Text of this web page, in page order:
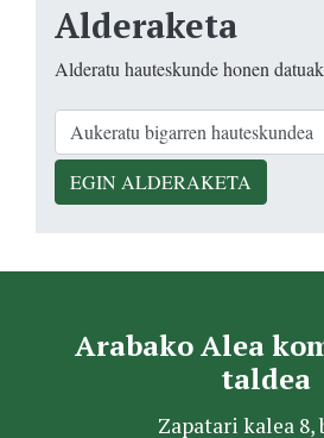
Alderaketa
Alderatu hauteskunde honen
EGIN ALDERAKETA
Arabako Alea
taldea
Zapatari kalea 8,